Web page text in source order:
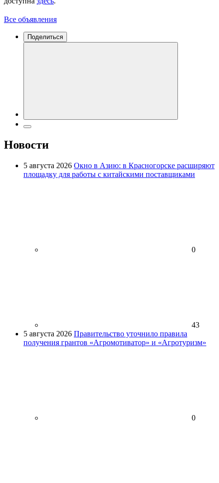
Все объявления
Поделиться
Новости
5 августа 2026 Окно в Азию: в Красногорске расширяют
площадку для работы с китайскими поставщиками
0
43
5 августа 2026 Правительство уточнило правила
получения грантов «Агромотиватор» и «Агротуризм»
0